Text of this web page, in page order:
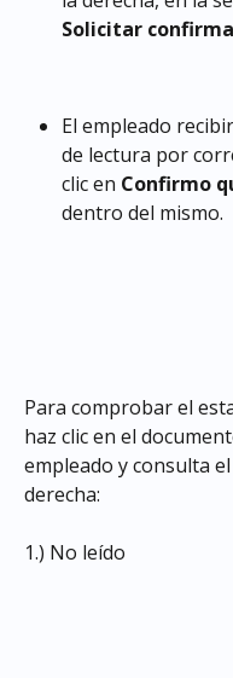
Solicitar
El empleado
de lectura por
clic en Confirmo
dentro del mismo.
Para comprobar el
haz clic en el
empleado y consulta
derecha:
1.) No leído